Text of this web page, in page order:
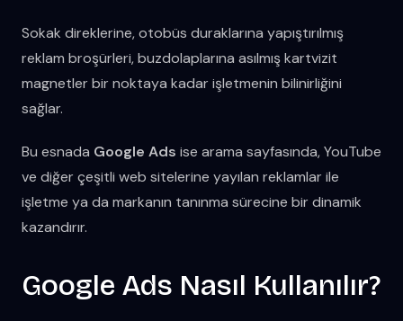
Sokak direklerine, otobüs duraklarına yapıştırılmış
reklam broşürleri, buzdolaplarına asılmış kartvizit
magnetler bir noktaya kadar işletmenin bilinirliğini
sağlar.
Bu esnada Google Ads ise arama sayfasında, YouTube
ve diğer çeşitli web sitelerine yayılan reklamlar ile
işletme ya da markanın tanınma sürecine bir dinamik
kazandırır.
Google Ads Nasıl Kullanılır?